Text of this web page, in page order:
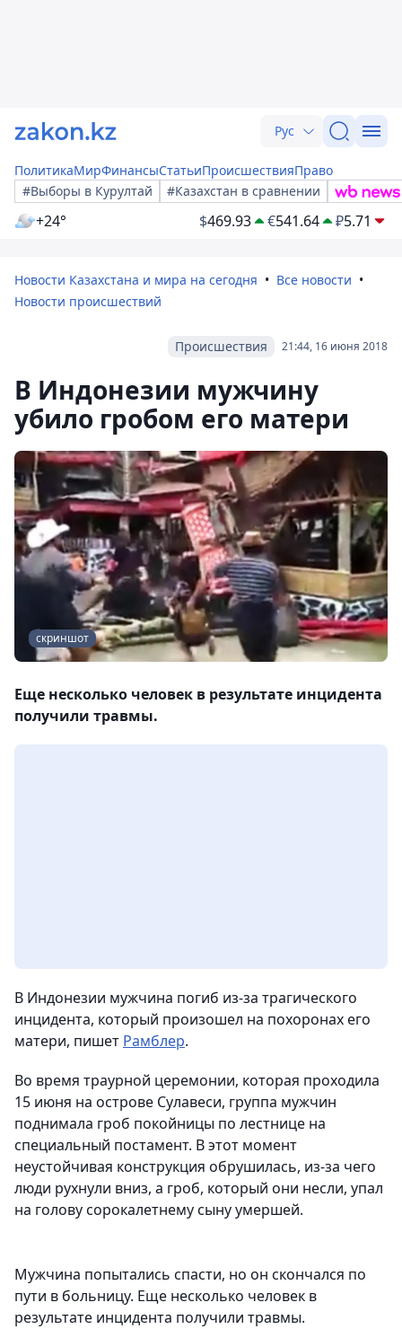
Рус
ПолитикаМирФинансыСтатьиПроисшествияПраво
#Выборы в Курултай
#Казахстан в сравнении
+24° $469.93 €541.64 ₽5.71
Новости Казахстана и мира на сегодня
Все новости
Новости происшествий
21:44, 16 июня 2018
Происшествия
В Индонезии мужчину
убило гробом его матери
скриншот
Еще несколько человек в результате инцидента
получили травмы.
В Индонезии мужчина погиб из-за трагического
инцидента, который произошел на похоронах его
матери, пишет Рамблер.
Во время траурной церемонии, которая проходила
15 июня на острове Сулавеси, группа мужчин
поднимала гроб покойницы по лестнице на
специальный постамент. В этот момент
неустойчивая конструкция обрушилась, из-за чего
люди рухнули вниз, а гроб, который они несли, упал
на голову сорокалетнему сыну умершей.
Мужчина попытались спасти, но он скончался по
пути в больницу. Еще несколько человек в
результате инцидента получили травмы.